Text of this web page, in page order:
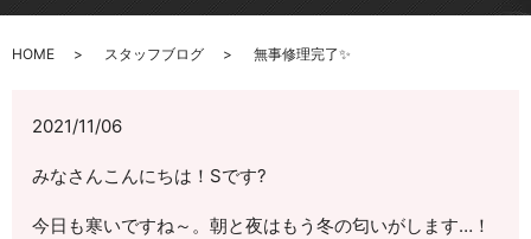
HOME スタッフブログ 無事修理完了✨
2021/11/06
みなさんこんにちは！Sです?
今日も寒いですね～。朝と夜はもう冬の匂いがします…！